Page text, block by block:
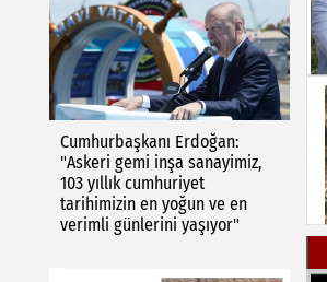
Cumhurbaşkanı Erdoğan:
"Askeri gemi inşa sanayimiz,
103 yıllık cumhuriyet
tarihimizin en yoğun ve en
verimli günlerini yaşıyor"